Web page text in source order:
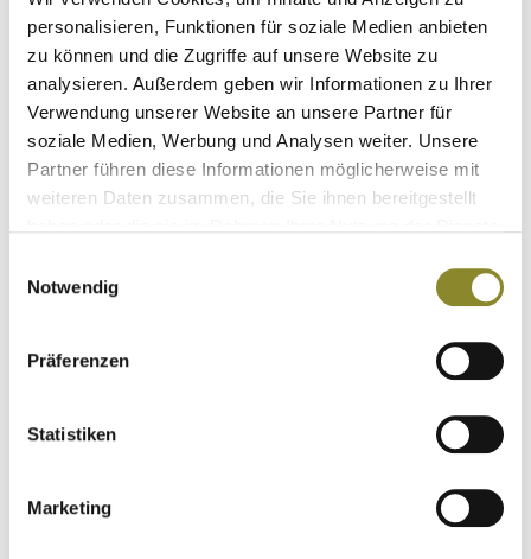
personalisieren, Funktionen für soziale Medien anbieten
zu können und die Zugriffe auf unsere Website zu
analysieren. Außerdem geben wir Informationen zu Ihrer
Verwendung unserer Website an unsere Partner für
soziale Medien, Werbung und Analysen weiter. Unsere
Partner führen diese Informationen möglicherweise mit
weiteren Daten zusammen, die Sie ihnen bereitgestellt
Notwendig
Präferenzen
Statistiken
Marketing
Herren
€ 94,95